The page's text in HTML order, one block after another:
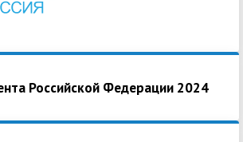
Российской Федерации 2024